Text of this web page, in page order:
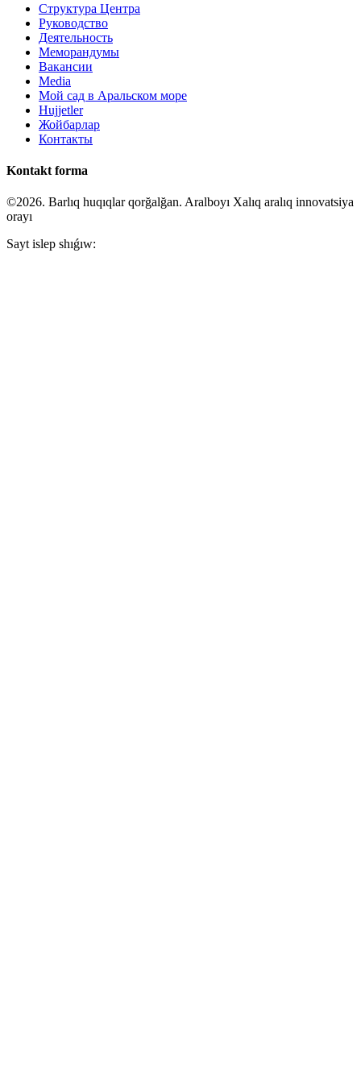
Структура Центра
Руководство
Деятельность
Меморандумы
Вакансии
Media
Мой сад в Аральском море
Hujjetler
Жойбарлар
Контакты
Kontakt forma
©2026. Barlıq huqıqlar qorğalğan. Aralboyı Xalıq aralıq innovatsiya
orayı
Sayt islep shıǵıw: